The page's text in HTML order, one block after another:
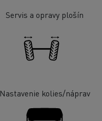
Servis a opravy plošín
Nastavenie kolies/náprav